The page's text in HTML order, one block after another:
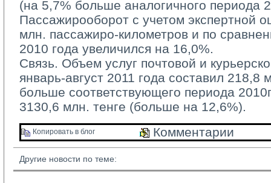
(на 5,7% больше аналогичного периода
Пассажирооборот с учетом экспертной
млн. пассажиро-километров и по
2010 года увеличился на 16,0%.
Связь. Объем услуг почтовой и
январь-август 2011 года составил 218,8
больше соответствующего периода
3130,6 млн. тенге (больше на 12,6%).
Копировать в блог Комментарии
Другие новости по теме: